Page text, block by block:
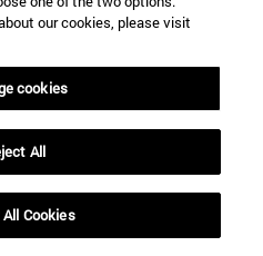
lo que supone una caída
con 2016, en el que era de
our cookies, please visit
cookies
All
Cookies